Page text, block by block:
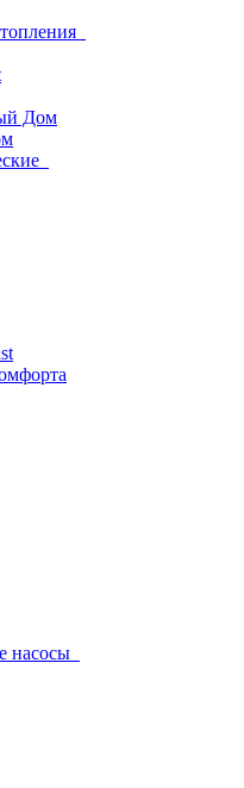
Дом
насосы